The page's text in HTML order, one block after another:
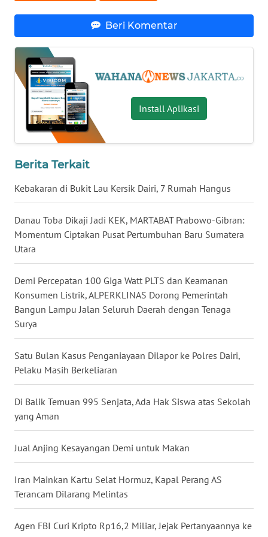
Beri Komentar
Install Aplikasi
Berita Terkait
Kebakaran di Bukit Lau Kersik Dairi, 7 Rumah Hangus
Danau Toba Dikaji Jadi KEK, MARTABAT Prabowo-Gibran:
Momentum Ciptakan Pusat Pertumbuhan Baru Sumatera
Utara
Demi Percepatan 100 Giga Watt PLTS dan Keamanan
Konsumen Listrik, ALPERKLINAS Dorong Pemerintah
Bangun Lampu Jalan Seluruh Daerah dengan Tenaga
Surya
Satu Bulan Kasus Penganiayaan Dilapor ke Polres Dairi,
Pelaku Masih Berkeliaran
Di Balik Temuan 995 Senjata, Ada Hak Siswa atas Sekolah
yang Aman
Jual Anjing Kesayangan Demi untuk Makan
Iran Mainkan Kartu Selat Hormuz, Kapal Perang AS
Terancam Dilarang Melintas
Agen FBI Curi Kripto Rp16,2 Miliar, Jejak Pertanyaannya ke
KALTARA
WN
KALSEL
WN
KALTIM
SULSEL
WN
WN
MALUKU
WN
TOBA
WN
NIAS
WN